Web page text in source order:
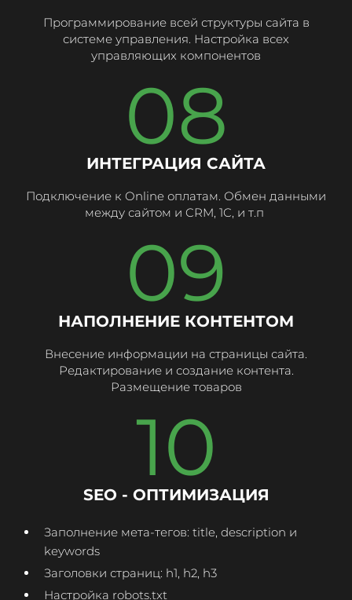
Программирование всей структуры сайта в
системе управления. Настройка всех
управляющих компонентов
08
ИНТЕГРАЦИЯ САЙТА
Подключение к Online оплатам. Обмен данными
между сайтом и CRM, 1C, и т.п
09
НАПОЛНЕНИЕ КОНТЕНТОМ
Внесение информации на страницы сайта.
Редактирование и создание контента.
Размещение товаров
10
SEO - ОПТИМИЗАЦИЯ
Заполнение мета-тегов: title, description и
keywords
Заголовки страниц: h1, h2, h3
Настройка robots.txt